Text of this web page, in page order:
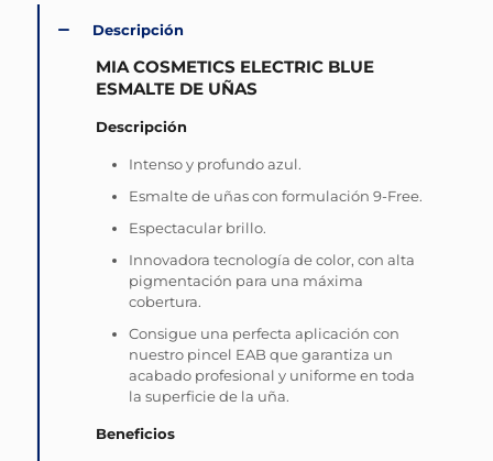
Descripción
MIA COSMETICS ELECTRIC BLUE
ESMALTE DE UÑAS
Descripción
Intenso y profundo azul.
Esmalte de uñas con formulación 9-Free.
Espectacular brillo.
Innovadora tecnología de color, con alta
pigmentación para una máxima
cobertura.
Consigue una perfecta aplicación con
nuestro pincel EAB que garantiza un
acabado profesional y uniforme en toda
la superficie de la uña.
Beneficios